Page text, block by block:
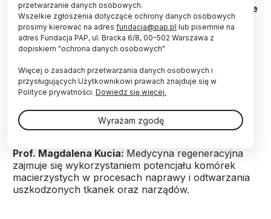
Badania sugerują, że ingerencja w funkcjonowanie
komórek macierzystych może wpływać na tempo
starzenia – powiedziała PAP prof. n.med., biolog
molekularny, biochemik Magdalena Kucia. W
badaniach przeszczep młodych komórek
poprawiał funkcjonowanie starych tkanek –
dodała.
PAP: Czym jest medycyna regeneracyjna?
Prof. Magdalena Kucia: Medycyna regeneracyjna
zajmuje się wykorzystaniem potencjału komórek
macierzystych w procesach naprawy i odtwarzania
uszkodzonych tkanek oraz narządów.
przetwarzanie danych osobowych.
Wszelkie zgłoszenia dotyczące ochrony danych osobowych
prosimy kierować na adres fundacja@pap.pl lub pisemnie na
adres Fundacja PAP, ul. Bracka 6/8, 00-502 Warszawa z
dopiskiem "ochrona danych osobowych"
Więcej o zasadach przetwarzania danych osobowych i
przysługujących Użytkownikowi prawach znajduje się w
Polityce prywatności. Dowiedz się więcej.
Wyrażam zgodę